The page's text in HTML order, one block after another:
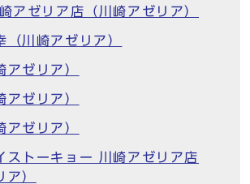
アゼリア店（川崎アゼリア）
（川崎アゼリア）
アゼリア）
アゼリア）
アゼリア）
ストーキョー 川崎アゼリア店
ア）